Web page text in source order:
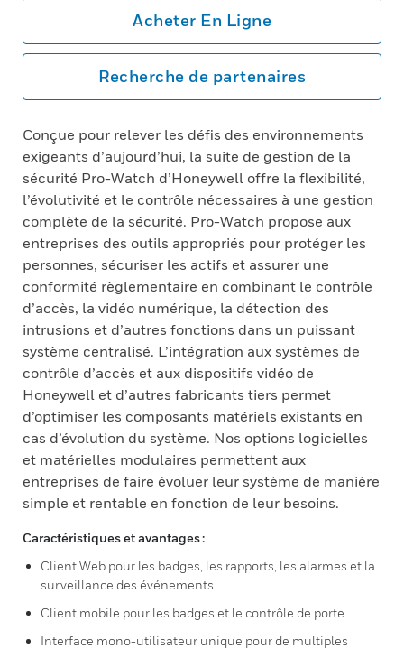
Acheter En Ligne
Recherche de partenaires
Conçue pour relever les défis des environnements
exigeants d’aujourd’hui, la suite de gestion de la
sécurité Pro-Watch d’Honeywell offre la flexibilité,
l’évolutivité et le contrôle nécessaires à une gestion
complète de la sécurité. Pro-Watch propose aux
entreprises des outils appropriés pour protéger les
personnes, sécuriser les actifs et assurer une
conformité règlementaire en combinant le contrôle
d’accès, la vidéo numérique, la détection des
intrusions et d’autres fonctions dans un puissant
système centralisé. L’intégration aux systèmes de
contrôle d’accès et aux dispositifs vidéo de
Honeywell et d’autres fabricants tiers permet
d’optimiser les composants matériels existants en
cas d’évolution du système. Nos options logicielles
et matérielles modulaires permettent aux
entreprises de faire évoluer leur système de manière
simple et rentable en fonction de leur besoins.
Caractéristiques et avantages :
Client Web pour les badges, les rapports, les alarmes et la
surveillance des événements
Client mobile pour les badges et le contrôle de porte
Interface mono-utilisateur unique pour de multiples